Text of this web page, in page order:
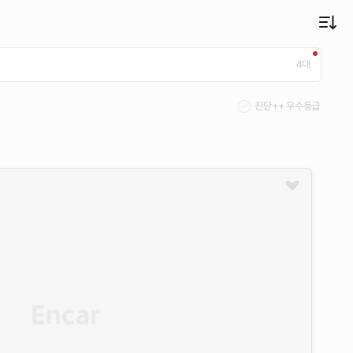
4대
진단++ 우수등급